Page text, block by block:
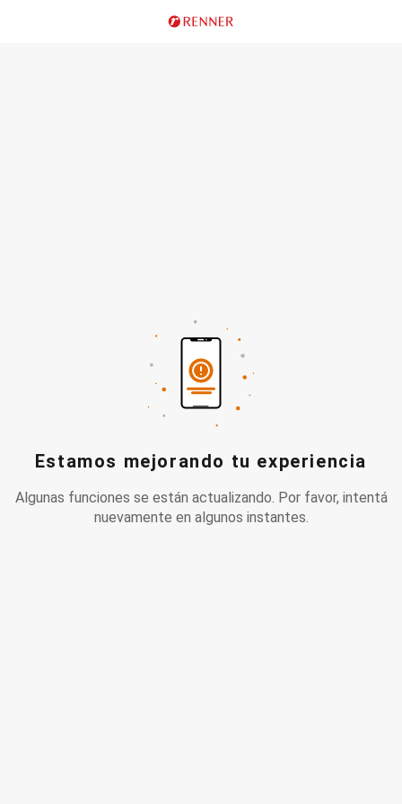
Estamos mejorando tu experiencia
Algunas funciones se están actualizando. Por favor, intentá
nuevamente en algunos instantes.